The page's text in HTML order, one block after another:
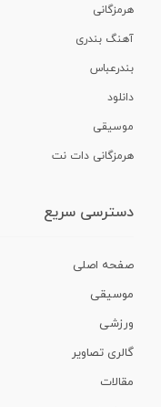
هرمزگانی
آهنگ بندری
بندرعباس
دانلود
موسیقی
هرمزگانی دات نت
دسترسی سریع
صفحه اصلی
موسیقی
ورزشی
گالری تصاویر
مقالات